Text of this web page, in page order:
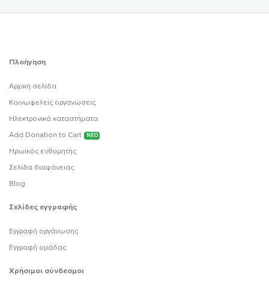
Πλοήγηση
Αρχική σελίδα
Κοινωφελείς οργανώσεις
Ηλεκτρονικά καταστήματα
Add Donation to Cart
ΝΕΟ
Ηρωικός ενθυμητής
Σελίδα διαφάνειας
Blog
Σελίδες εγγραφής
Εγγραφή οργάνωσης
Εγγραφή ομάδας
Χρήσιμοι σύνδεσμοι